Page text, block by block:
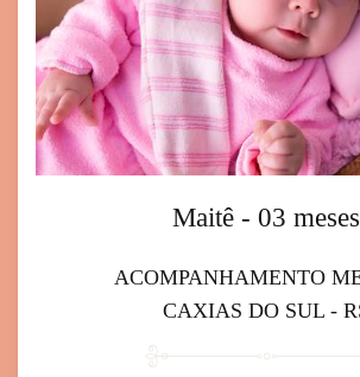
Maitê - 03 meses
ACOMPANHAMENTO
CAXIAS DO SUL -